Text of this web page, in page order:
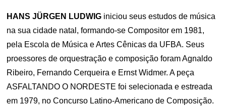
HANS JÜRGEN LUDWIG iniciou seus estudos de música
na sua cidade natal, formando-se Compositor em 1981,
pela Escola de Música e Artes Cênicas da UFBA. Seus
proessores de orquestração e composição foram Agnaldo
Ribeiro, Fernando Cerqueira e Ernst Widmer. A peça
ASFALTANDO O NORDESTE foi selecionada e estreada
em 1979, no Concurso Latino-Americano de Composição.